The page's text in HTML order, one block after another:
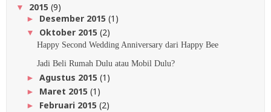
▼ 2015 (9)
► Desember 2015 (1)
▼ Oktober 2015 (2)
Happy Second Wedding Anniversary dari Happy Bee
Jadi Beli Rumah Dulu atau Mobil Dulu?
► Agustus 2015 (1)
► Maret 2015 (1)
► Februari 2015 (2)